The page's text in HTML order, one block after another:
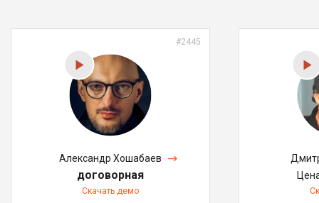
#2445
Александр Хошабаев
договорная
Скачать демо